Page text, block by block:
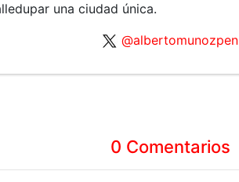
una ciudad única.
@albertomunozpen
0 Comentarios